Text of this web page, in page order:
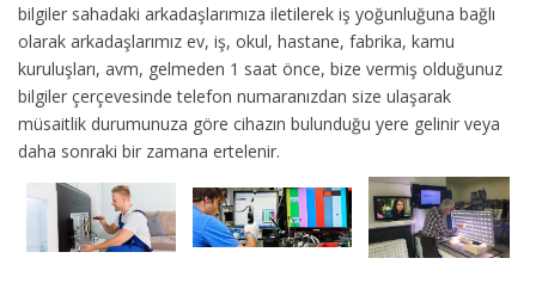
bilgiler sahadaki arkadaşlarımıza iletilerek iş yoğunluğuna bağlı
olarak arkadaşlarımız ev, iş, okul, hastane, fabrika, kamu
kuruluşları, avm, gelmeden 1 saat önce, bize vermiş olduğunuz
bilgiler çerçevesinde telefon numaranızdan size ulaşarak
müsaitlik durumunuza göre cihazın bulunduğu yere gelinir veya
daha sonraki bir zamana ertelenir.